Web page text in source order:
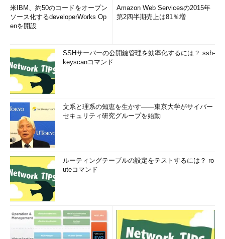
平成27年の改正時は、保有個人データについての「開示等の求
た。要するに「明確化」というのは、解釈の問題として処理する
のも、改正するのも、どちらもあり得るのではないでしょうか。
山本 この解説もどうとも読めるのがまずいんだと思いますが、
「個人情報保護委員会が不問にしたのだから、リクナビの旧スキ
ームはセーフだった」と理解してよいのでしょうか。
板倉現行法で違法かというと、個人情報委員会はいったん、旧
スキームは個人データに当たらないものの提供だといって不問に
付していますから、どちらかというと硬めの「提供元基準」でや
っていると思います。
※注：セミナー2日後の2019年12月4日、個人情報保護委員会から「
ルートキャリアに対する勧告等について
た企業側において特定の個人を識別できることを知りながら、提供する側では特定
の個人を識別できないとして、個人データの第三者提供の同意取得を回避してお
り、法の趣旨を潜脱した極めて不適切なサービスを行っていた。」と指摘される展
米IBM、約50のコードをオープン
ソース化するdeveloperWorks Op
enを開設
Amazon Web Servicesの2015年
第2四半期売上は81％増
SSHサーバーの公開鍵管理を効率化するには？ ssh-
keyscanコマンド
文系と理系の知恵を生かす――東京大学がサイバー
セキュリティ研究グループを始動
ルーティングテーブルの設定をテストするには？ ro
uteコマンド